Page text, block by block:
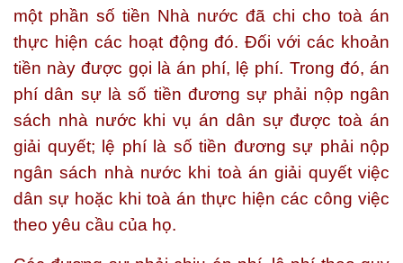
một phần số tiền Nhà nước đã chi cho toà án
thực hiện các hoạt động đó. Đối với các khoản
tiền này được gọi là án phí, lệ phí. Trong đó, án
phí dân sự là số tiền đương sự phải nộp ngân
sách nhà nước khi vụ án dân sự được toà án
giải quyết; lệ phí là số tiền đương sự phải nộp
ngân sách nhà nước khi toà án giải quyết việc
dân sự hoặc khi toà án thực hiện các công việc
theo yêu cầu của họ.